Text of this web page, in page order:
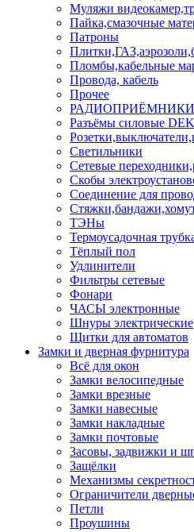
Муляжи
Пайка,смазочные
Патроны
Пломбы,кабельные
Провода, кабель
Прочее
РАДИОПРИЁМНИКИ
Разъёмы силовые
Светильники
Сетевые
Скобы
Соединение для
ТЭНы
Термоусадочная
Тёплый пол
Удлинители
Фильтры сетевые
Фонари
ЧАСЫ электронные
Шнуры электрические
Щитки для автоматов
Замки и дверная фурнитура
Всё для окон
Замки велосипедные
Замки врезные
Замки навесные
Замки накладные
Замки почтовые
Засовы, задвижки и
Защёлки
Механизмы
Ограничители
Петли
Проушины